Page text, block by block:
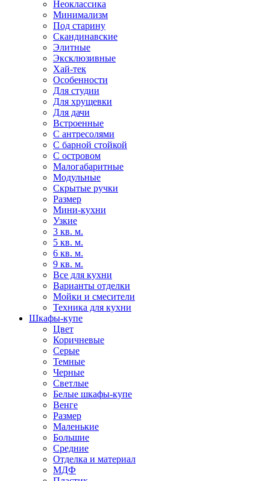
Неоклассика
Минимализм
Под старину
Скандинавские
Элитные
Эксклюзивные
Хай-тек
Особенности
Для студии
Для хрущевки
Для дачи
Встроенные
С антресолями
С барной стойкой
С островом
Малогабаритные
Модульные
Скрытые ручки
Размер
Мини-кухни
Узкие
3 кв. м.
5 кв. м.
6 кв. м.
9 кв. м.
Все для кухни
Варианты отделки
Мойки и смесители
Техника для кухни
Шкафы-купе
Цвет
Коричневые
Серые
Темные
Черные
Светлые
Белые шкафы-купе
Венге
Размер
Маленькие
Большие
Средние
Отделка и материал
МДФ